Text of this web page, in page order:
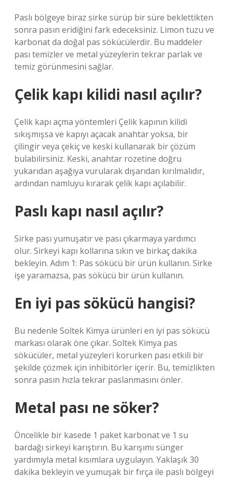
Paslı bölgeye biraz sirke sürüp bir süre beklettikten
sonra pasın eridiğini fark edeceksiniz. Limon tuzu ve
karbonat da doğal pas sökücülerdir. Bu maddeler
pası temizler ve metal yüzeylerin tekrar parlak ve
temiz görünmesini sağlar.
Çelik kapı kilidi nasıl açılır?
Çelik kapı açma yöntemleri Çelik kapının kilidi
sıkışmışsa ve kapıyı açacak anahtar yoksa, bir
çilingir veya çekiç ve keski kullanarak bir çözüm
bulabilirsiniz. Keski, anahtar rozetine doğru
yukarıdan aşağıya vurularak dışarıdan kırılmalıdır,
ardından namluyu kırarak çelik kapı açılabilir.
Paslı kapı nasıl açılır?
Sirke pası yumuşatır ve pası çıkarmaya yardımcı
olur. Sirkeyi kapı kollarına sıkın ve birkaç dakika
bekleyin. Adım 1: Pas sökücü bir ürün kullanın. Sirke
işe yaramazsa, pas sökücü bir ürün kullanın.
En iyi pas sökücü hangisi?
Bu nedenle Soltek Kimya ürünleri en iyi pas sökücü
markası olarak öne çıkar. Soltek Kimya pas
sökücüler, metal yüzeyleri korurken pası etkili bir
şekilde çözmek için inhibitörler içerir. Bu, temizlikten
sonra pasın hızla tekrar paslanmasını önler.
Metal pası ne söker?
Öncelikle bir kasede 1 paket karbonat ve 1 su
bardağı sirkeyi karıştırın. Bu karışımı sünger
yardımıyla metal kısımlara uygulayın. Yaklaşık 30
dakika bekleyin ve yumuşak bir fırça ile paslı bölgeyi